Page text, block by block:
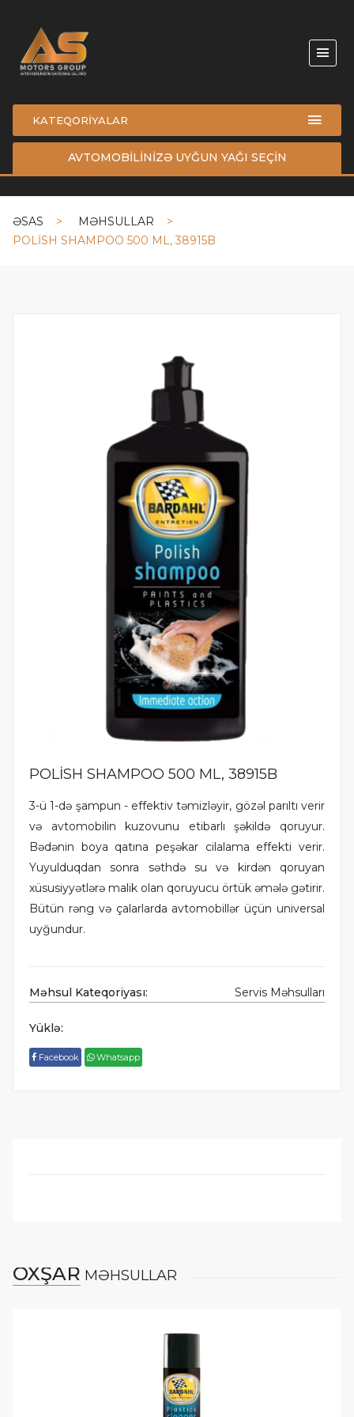
KATEQORİYALAR
AVTOMOBİLİNİZƏ UYĞUN YAĞI SEÇİN
ƏSAS
MƏHSULLAR
POLİSH SHAMPOO 500 ML, 38915B
POLİSH SHAMPOO 500 ML, 38915B
3-ü 1-də şampun - effektiv təmizləyir, gözəl parıltı verir
və avtomobilin kuzovunu etibarlı şəkildə qoruyur.
Bədənin boya qatına peşəkar cilalama effekti verir.
Yuyulduqdan sonra səthdə su və kirdən qoruyan
xüsusiyyətlərə malik olan qoruyucu örtük əmələ gətirir.
Bütün rəng və çalarlarda avtomobillər üçün universal
uyğundur.
Məhsul Kateqoriyası: Servis Məhsulları
Yüklə:
Facebook Whatsapp
OXŞAR MƏHSULLAR